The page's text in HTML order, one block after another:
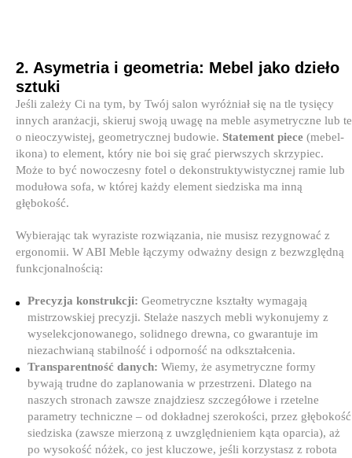
2. Asymetria i geometria: Mebel jako dzieło
sztuki
Jeśli zależy Ci na tym, by Twój salon wyróżniał się na tle tysięcy
innych aranżacji, skieruj swoją uwagę na meble asymetryczne lub te
o nieoczywistej, geometrycznej budowie. Statement piece (mebel-
ikona) to element, który nie boi się grać pierwszych skrzypiec.
Może to być nowoczesny fotel o dekonstruktywistycznej ramie lub
modułowa sofa, w której każdy element siedziska ma inną
głębokość.
Wybierając tak wyraziste rozwiązania, nie musisz rezygnować z
ergonomii. W ABI Meble łączymy odważny design z bezwzględną
funkcjonalnością:
Precyzja konstrukcji: Geometryczne kształty wymagają
mistrzowskiej precyzji. Stelaże naszych mebli wykonujemy z
wyselekcjonowanego, solidnego drewna, co gwarantuje im
niezachwianą stabilność i odporność na odkształcenia.
Transparentność danych: Wiemy, że asymetryczne formy
bywają trudne do zaplanowania w przestrzeni. Dlatego na
naszych stronach zawsze znajdziesz szczegółowe i rzetelne
parametry techniczne – od dokładnej szerokości, przez głębokość
siedziska (zawsze mierzoną z uwzględnieniem kąta oparcia), aż
po wysokość nóżek, co jest kluczowe, jeśli korzystasz z robota